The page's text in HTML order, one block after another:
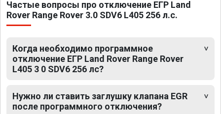
Частые вопросы про отключение ЕГР Land
Rover Range Rover 3.0 SDV6 L405 256 л.с.
Когда необходимо программное
отключение ЕГР Land Rover Range Rover
L405 3 0 SDV6 256 лс?
Нужно ли ставить заглушку клапана EGR
после программного отключения?